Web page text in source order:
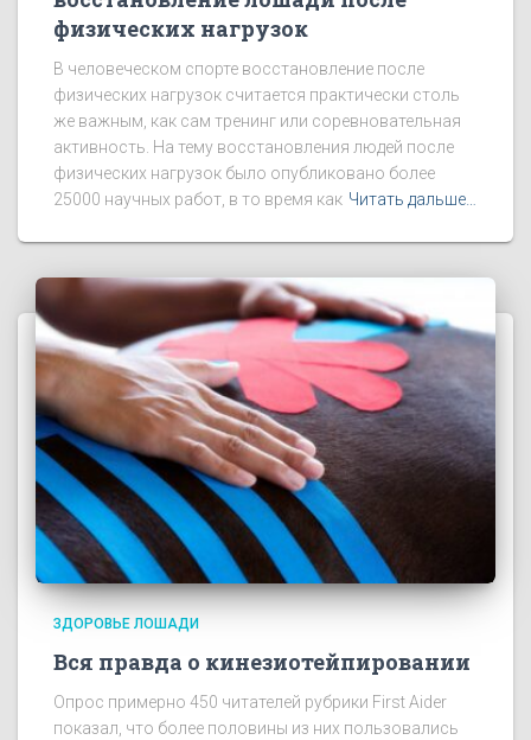
физических нагрузок
В человеческом спорте восстановление после
физических нагрузок считается практически столь
же важным, как сам тренинг или соревновательная
активность. На тему восстановления людей после
физических нагрузок было опубликовано более
25000 научных работ, в то время как Читать дальше…
ЗДОРОВЬЕ ЛОШАДИ
Вся правда о кинезиотейпировании
Опрос примерно 450 читателей рубрики First Aider
показал, что более половины из них пользовались